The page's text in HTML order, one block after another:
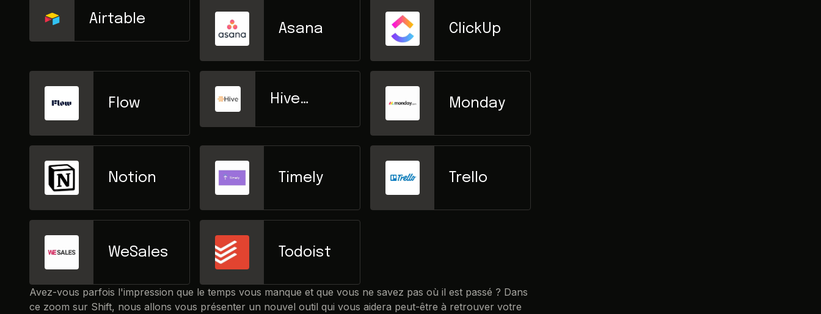
Airtable
Asana ClickUp
Flow
Hive
Monday
Notion Timely Trello
WeSales Todoist
Avez-vous parfois l'impression que le temps vous manque et que vous ne savez pas où il est passé ? Dans
ce zoom sur Shift, nous allons vous présenter un nouvel outil qui vous aidera peut-être à retrouver votre